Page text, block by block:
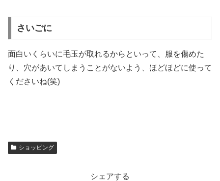
さいごに
面白いくらいに毛玉が取れるからといって、服を傷めた
り、穴があいてしまうことがないよう、ほどほどに使って
くださいね(笑)
ショッピング
シェアする